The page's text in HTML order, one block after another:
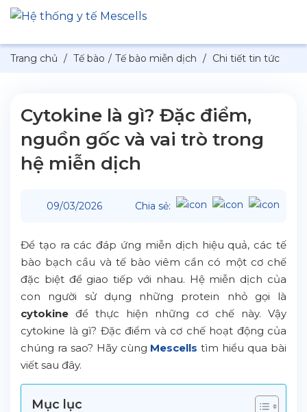
Trang chủ / Tế bào / Tế bào miễn dịch / Chi tiết tin tức
Cytokine là gì? Đặc điểm,
nguồn gốc và vai trò trong
hệ miễn dịch
09/03/2026 Chia sẻ:
Để tạo ra các đáp ứng miễn dịch hiệu quả, các tế
bào bạch cầu và tế bào viêm cần có một cơ chế
đặc biệt để giao tiếp với nhau. Hệ miễn dịch của
con người sử dụng những protein nhỏ gọi là
cytokine để thực hiện những cơ chế này. Vậy
cytokine là gì? Đặc điểm và cơ chế hoạt động của
chúng ra sao? Hãy cùng Mescells tìm hiểu qua bài
viết sau đây.
Mục lục